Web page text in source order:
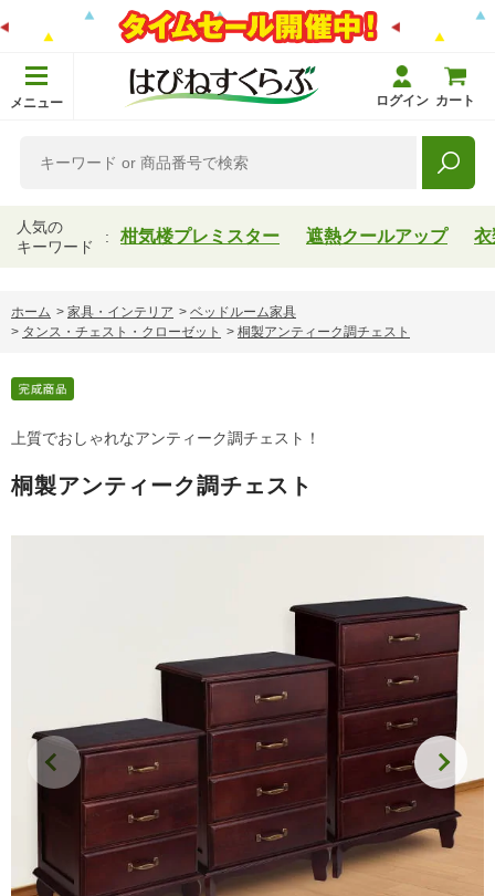
メニュー ログイン カート
人気の
キーワード
柑気楼プレミスター 遮熱クールアップ 衣
ホーム > 家具・インテリア > ベッドルーム家具
> タンス・チェスト・クローゼット > 桐製アンティーク調チェスト
上質でおしゃれなアンティーク調チェスト！
桐製アンティーク調チェスト